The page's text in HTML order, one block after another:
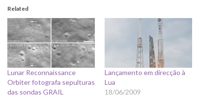
Related
Lunar Reconnaissance
Orbiter fotografa sepulturas
das sondas GRAIL
Lançamento em direcção à
Lua
18/06/2009